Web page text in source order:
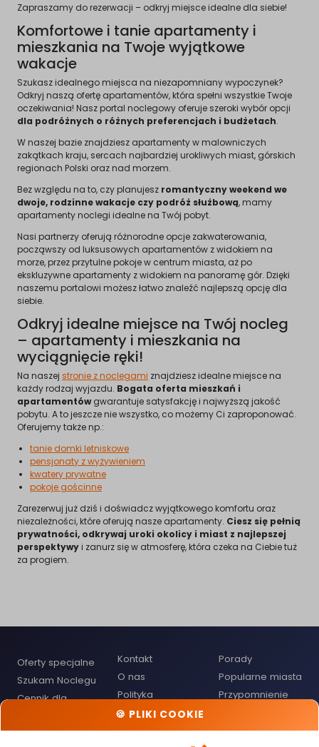
Zapraszamy do rezerwacji – odkryj miejsce idealne dla siebie!
Komfortowe i tanie apartamenty i
mieszkania na Twoje wyjątkowe
wakacje
Szukasz idealnego miejsca na niezapomniany wypoczynek?
Odkryj naszą ofertę apartamentów, która spełni wszystkie Twoje
oczekiwania! Nasz portal noclegowy oferuje szeroki wybór opcji
dla podróżnych o różnych preferencjach i budżetach.
W naszej bazie znajdziesz apartamenty w malowniczych
zakątkach kraju, sercach najbardziej urokliwych miast, górskich
regionach Polski oraz nad morzem.
Bez względu na to, czy planujesz romantyczny weekend we
dwoje, rodzinne wakacje czy podróż służbową, mamy
apartamenty noclegi idealne na Twój pobyt.
Nasi partnerzy oferują różnorodne opcje zakwaterowania,
począwszy od luksusowych apartamentów z widokiem na
morze, przez przytulne pokoje w centrum miasta, aż po
ekskluzywne apartamenty z widokiem na panoramę gór. Dzięki
naszemu portalowi możesz łatwo znaleźć najlepszą opcję dla
siebie.
Odkryj idealne miejsce na Twój nocleg
– apartamenty i mieszkania na
wyciągnięcie ręki!
Na naszej stronie z noclegami znajdziesz idealne miejsce na
każdy rodzaj wyjazdu. Bogata oferta mieszkań i
apartamentówgwarantuje satysfakcję i najwyższą jakość
pobytu. A to jeszcze nie wszystko, co możemy Ci zaproponować.
Oferujemy także np.:
tanie domki letniskowe
pensjonaty z wyżywieniem
kwatery prywatne
pokoje gościnne
Zarezerwuj już dziś i doświadcz wyjątkowego komfortu oraz
niezależności, które oferują nasze apartamenty. Ciesz się pełnią
prywatności, odkrywaj uroki okolicy i miast z najlepszej
perspektywy i zanurz się w atmosferę, która czeka na Ciebie tuż
za progiem.
Oferty specjalne
Szukam Noclegu
Cennik dla
Dodaj obiekt
Kontakt
O nas
Polityka
Prywatności
Porady
Popularne miasta
Przypomnienie
🍪 PLIKI COOKIE